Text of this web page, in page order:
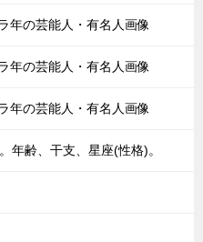
年の芸能人・有名人画像
年の芸能人・有名人画像
年の芸能人・有名人画像
年齢、干支、星座(性格)。